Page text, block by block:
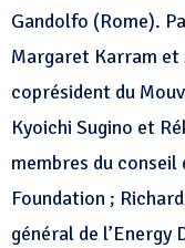
Gandolfo (Rome).
Margaret Karram et
coprésident du
Kyoichi Sugino et
membres du
Foundation ;
général de